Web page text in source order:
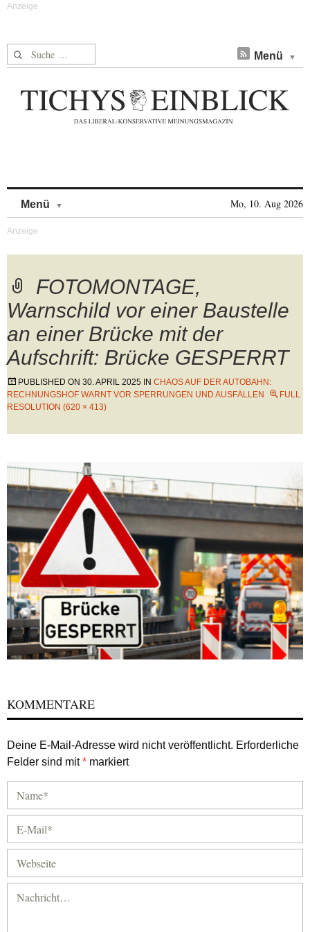
Suche nach: Menü
Menü Mo, 10. Aug 2026
FOTOMONTAGE,
Warnschild vor einer Baustelle
an einer Brücke mit der
Aufschrift: Brücke GESPERRT
PUBLISHED ON 30. APRIL 2025 IN CHAOS AUF DER AUTOBAHN:
RECHNUNGSHOF WARNT VOR SPERRUNGEN UND AUSFÄLLEN
FULL
RESOLUTION (620 × 413)
KOMMENTARE
Deine E-Mail-Adresse wird nicht veröffentlicht. Erforderliche
Felder sind mit* markiert